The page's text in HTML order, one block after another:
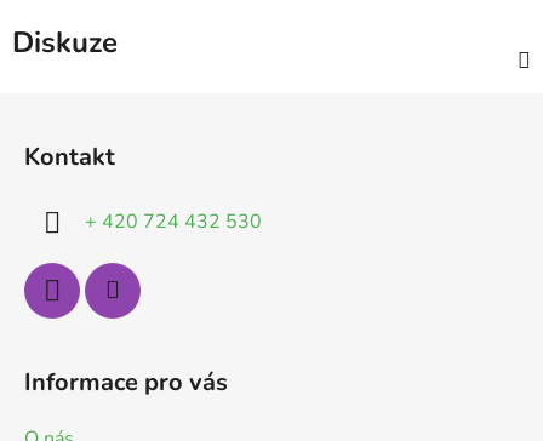
Diskuze
Kontakt
+ 420 724 432 530
Informace pro vás